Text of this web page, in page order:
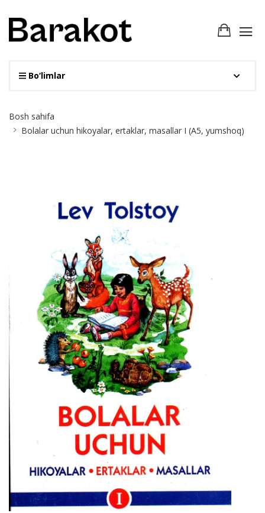
Bo‘limlar
Breadcrumb
Bosh sahifa
Bolalar uchun hikoyalar, ertaklar, masallar I (А5, yumshoq)